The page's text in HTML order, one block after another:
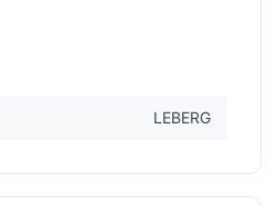
LEBERG